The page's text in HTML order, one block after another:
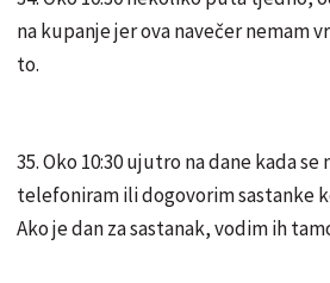
na kupanje jer ova navečer nemam
to.
35. Oko 10:30 ujutro na dane kada se
telefoniram ili dogovorim sastanke
Ako je dan za sastanak, vodim ih